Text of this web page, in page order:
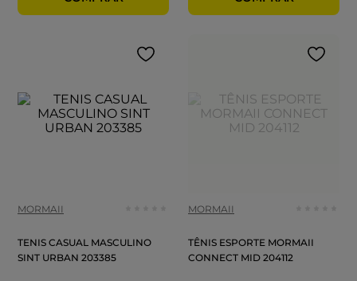
MORMAII
TENIS CASUAL MASCULINO
SINT URBAN 203385
MORMAII
TÊNIS ESPORTE MORMAII
CONNECT MID 204112